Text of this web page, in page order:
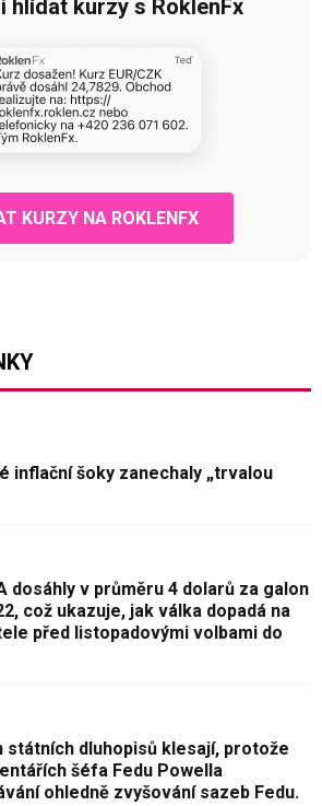
hlídat kurzy s RoklenFx
KURZY NA ROKLENFX
inflační šoky zanechaly „trvalou
dosáhly v průměru 4 dolarů za galon
což ukazuje, jak válka dopadá na
před listopadovými volbami do
státních dluhopisů klesají, protože
šéfa Fedu Powella
ohledně zvyšování sazeb Fedu.